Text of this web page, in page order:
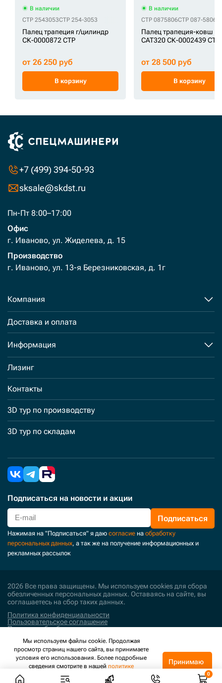
В наличии
CTP 2543053CTP 254-3053
Палец трапеция г/цилиндр
СК-0000872 CTP
от 26 250 руб
В корзину
В наличии
CTP 0875806CTP 087-5806
Палец трапеция-ковш
CAT320 СК-0002439 CTP
от 28 500 руб
В корзину
+7 (499) 394-50-93
sksale@skdst.ru
Пн-Пт 8:00–17:00
Офис
г. Иваново, ул. Жиделева, д. 15
Производство
г. Иваново, ул. 13-я Березниковская, д. 1г
Компания
Доставка и оплата
Информация
Лизинг
Контакты
3D тур по производству
3D тур по складам
Подписаться на новости и акции
Подписаться
Нажимая на "Подписаться" я даю согласие на обработку
персональных данных, а так же на получение информационных и
рекламных рассылок
2026 Все права защищены. Мы используем cookies для сбора
обезличенных персональных данных. Оставаясь на сайте, вы
соглашаетесь на сбор таких данных.
Политика конфиденциальности
Пользовательское соглашение
Политика обработки персональных данных
Поддержка и развитие
Мы используем файлы cookie. Продолжая
просмотр страниц нашего сайта, вы принимаете
условия его использования. Более подробные
сведения смотрите в нашей политике
конфиденциальности.
Принимаю